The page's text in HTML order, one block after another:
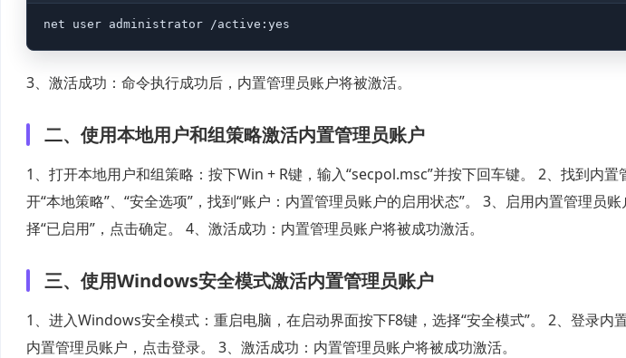
net user administrator /active:yes
3、激活成功：命令执行成功后，内置管理员账户将被激活。
二、使用本地用户和组策略激活内置管理员账户
1、打开本地用户和组策略：按下Win + R键，输入“secpol.msc”并按下回车键。 2、找到内
开“本地策略”、“安全选项”，找到“账户：内置管理员账户的启用状态”。 3、启用内置管理员
择“已启用”，点击确定。 4、激活成功：内置管理员账户将被成功激活。
三、使用Windows安全模式激活内置管理员账户
1、进入Windows安全模式：重启电脑，在启动界面按下F8键，选择“安全模式”。 2、登录内
内置管理员账户，点击登录。 3、激活成功：内置管理员账户将被成功激活。